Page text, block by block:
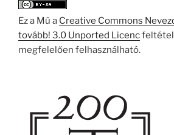
Ez a Mű a Creative Commons
tovább! 3.0 Unported Licenc
megfelelően felhasználható.